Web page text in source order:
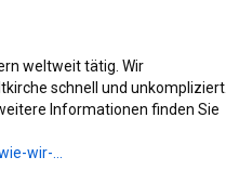
weltweit tätig. Wir
schnell und unkompliziert.
Informationen finden Sie
wir-...